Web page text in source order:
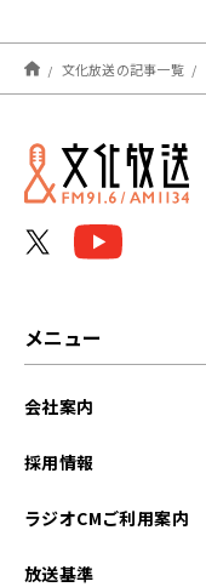
文化放送の記事一覧
メニュー
会社案内
採用情報
ラジオCMご利用案内
放送基準